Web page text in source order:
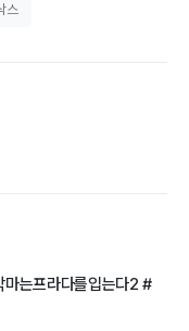
스
마는프라다를입는다2 #